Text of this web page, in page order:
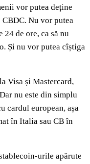
vor putea deține
Nu vor putea
de ore, ca să nu
Și nu vor putea cîștiga
Visa și Mastercard,
nu este din simplu
cardul european, așa
în Italia sau CB în
urile apărute